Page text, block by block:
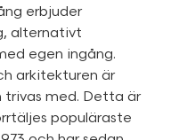
erbjuder
alternativt
egen ingång.
arkitekturen är
med. Detta är
populäraste